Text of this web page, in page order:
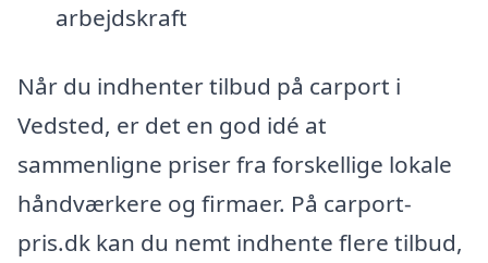
arbejdskraft
Når du indhenter tilbud på carport i
Vedsted, er det en god idé at
sammenligne priser fra forskellige lokale
håndværkere og firmaer. På carport-
pris.dk kan du nemt indhente flere tilbud,